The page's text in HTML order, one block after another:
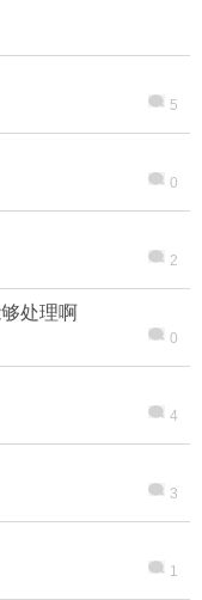
5
0
2
处理啊
0
4
3
1